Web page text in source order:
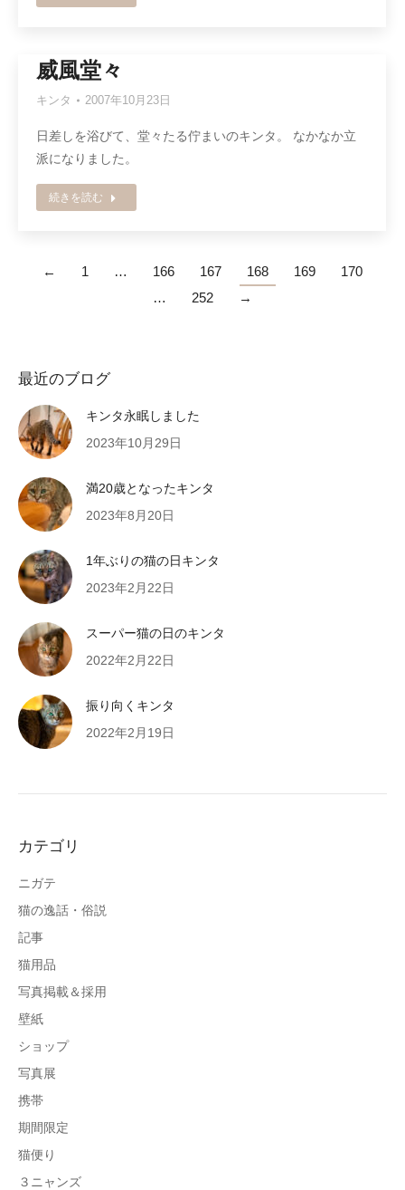
威風堂々
キンタ 2007年10月23日
日差しを浴びて、堂々たる佇まいのキンタ。 なかなか立
派になりました。
続きを読む
← 1 … 166 167 168 169
170
…
252 →
最近のブログ
キンタ永眠しました
2023年10月29日
満20歳となったキンタ
2023年8月20日
1年ぶりの猫の日キンタ
2023年2月22日
スーパー猫の日のキンタ
2022年2月22日
振り向くキンタ
2022年2月19日
カテゴリ
ニガテ
猫の逸話・俗説
記事
猫用品
写真掲載＆採用
壁紙
ショップ
写真展
携帯
期間限定
猫便り
３ニャンズ